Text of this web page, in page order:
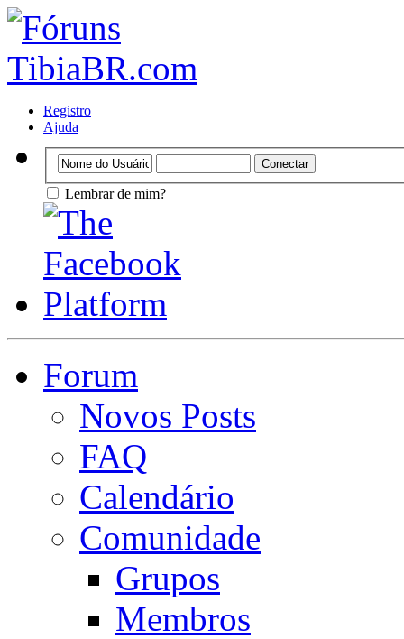
Registro
Ajuda
Lembrar de mim?
Forum
Novos Posts
FAQ
Calendário
Comunidade
Grupos
Membros